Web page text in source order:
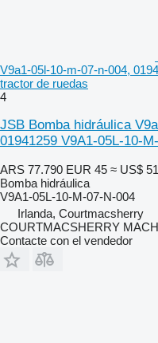
V9a1-05l-10-m-07-n-004,
tractor de ruedas
4
JSB Bomba hidráulica
01941259 V9A1-05L-10-
ARS 77.790 EUR 45 ≈ US$
Bomba hidráulica
V9A1-05L-10-M-07-N-004
Irlanda, Courtmacsherry
COURTMACSHERRY
Contacte con el vendedor